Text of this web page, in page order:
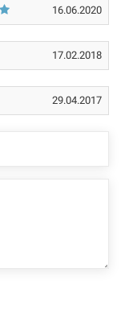
16.06.2020
17.02.2018
29.04.2017